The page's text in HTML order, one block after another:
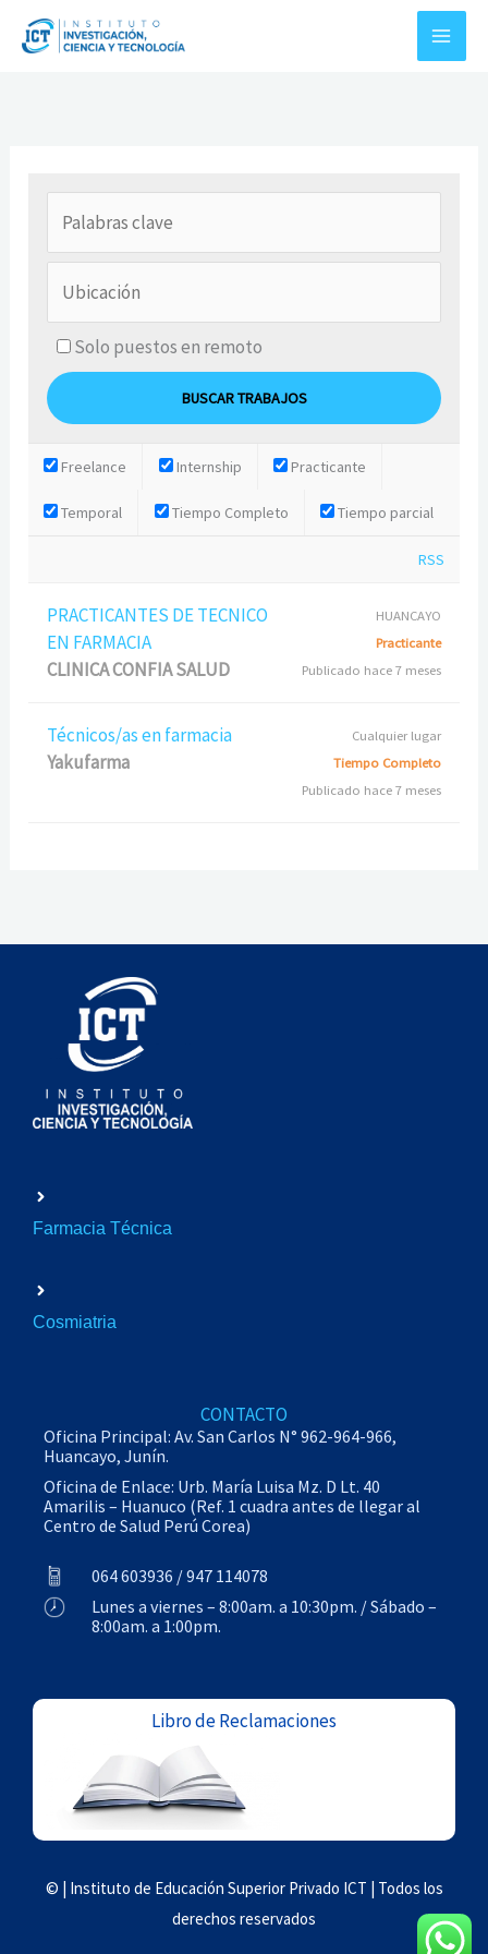
Solo puestos en remoto
Freelance Internship Practicante
Temporal Tiempo Completo Tiempo parcial
RSS
PRACTICANTES DE TECNICO
EN FARMACIA
CLINICA CONFIA SALUD
HUANCAYO
Practicante
Publicado hace 7 meses
Técnicos/as en farmacia
Yakufarma
Cualquier lugar
Tiempo Completo
Publicado hace 7 meses
Farmacia Técnica
Cosmiatria
CONTACTO
Oficina Principal: Av. San Carlos N° 962-964-966,
Huancayo, Junín.
Oficina de Enlace: Urb. María Luisa Mz. D Lt. 40
Amarilis – Huanuco (Ref. 1 cuadra antes de llegar al
Centro de Salud Perú Corea)
064 603936 / 947 114078
Lunes a viernes – 8:00am. a 10:30pm. / Sábado –
8:00am. a 1:00pm.
Libro de Reclamaciones
© | Instituto de Educación Superior Privado ICT | Todos los
derechos reservados